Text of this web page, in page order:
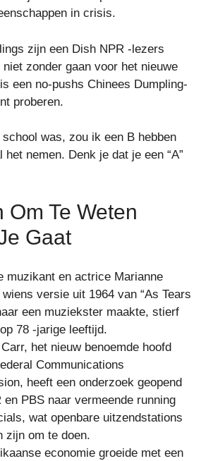
in crisis.
zijn een Dish NPR -lezers
niet zonder gaan voor het nieuwe
een no-pushs Chinees Dumpling-
proberen.
was, zou ik een B hebben
nemen. Denk je dat je een “A”
Om Te Weten
Gaat
muzikant en actrice Marianne
wiens versie uit 1964 van “As Tears
een muziekster maakte, stierf
78 -jarige leeftijd.
het nieuw benoemde hoofd
Communications
heeft een onderzoek geopend
en PBS naar vermeende running
wat openbare uitzendstations
zijn om te doen.
economie groeide met een